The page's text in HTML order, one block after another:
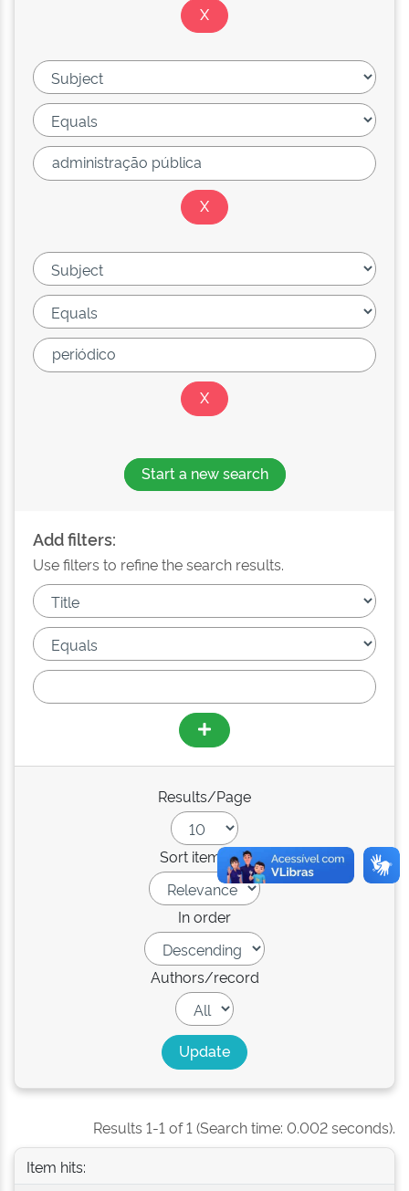
Start a new search
Add filters:
Use filters to refine the search results.
Results/Page
Sort items by
In order
Authors/record
Results 1-1 of 1 (Search time: 0.002 seconds).
Item hits: